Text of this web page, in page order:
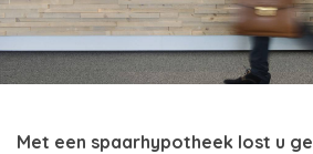
Met een spaarhypotheek lost u